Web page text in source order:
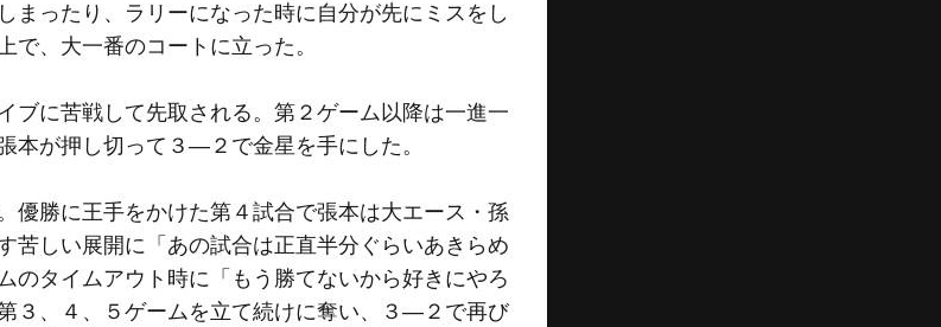
まったり、ラリーになった時に自分が先にミスをし
、大一番のコートに立った。
に苦戦して先取される。第２ゲーム以降は一進一
本が押し切って３―２で金星を手にした。
勝に王手をかけた第４試合で張本は大エース・孫
しい展開に「あの試合は正直半分ぐらいあきらめ
のタイムアウト時に「もう勝てないから好きにやろ
３、４、５ゲームを立て続けに奪い、３―２で再び